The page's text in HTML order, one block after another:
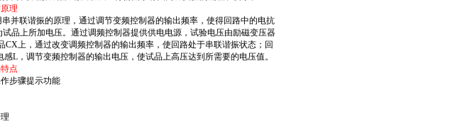
理
并联谐振的原理，通过调节变频控制器的输出频率，使得回路中的电抗
品上所加电压。通过调频控制器提供供电电源，试验电压由励磁变压器
上，通过改变调频控制器的输出频率，使回路处于串联谐振状态；回
L，调节变频控制器的输出电压，使试品上高压达到所需要的电压值。
点
步骤提示功能